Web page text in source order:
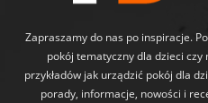
Zapraszamy do nas po inspiracje.
pokój tematyczny dla dzieci
przykładów jak urządzić pokój dla
porady, informacje, nowości i